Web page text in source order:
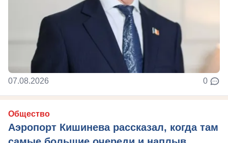
07.08.2026 0
Общество
Аэропорт Кишинева рассказал, когда там